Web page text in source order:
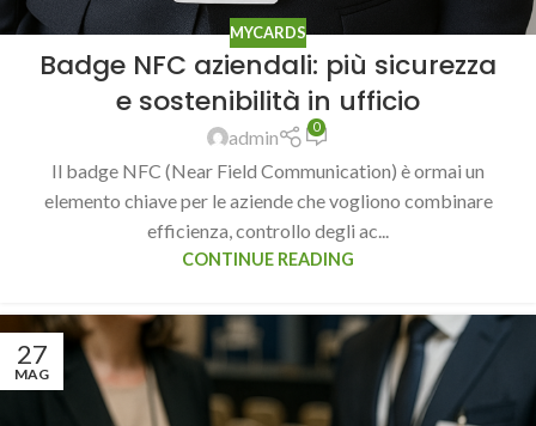
MYCARDS
Badge NFC aziendali: più sicurezza
e sostenibilità in ufficio
admin 0
Il badge NFC (Near Field Communication) è ormai un
elemento chiave per le aziende che vogliono combinare
efficienza, controllo degli ac...
CONTINUE READING
27
MAG